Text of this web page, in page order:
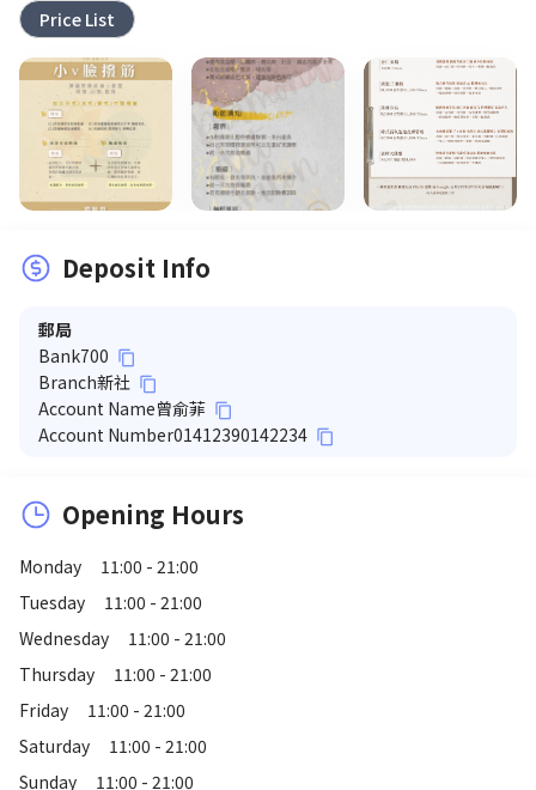
Price List
Deposit Info
郵局
Bank700 content_copy
Branch新社 content_copy
Account Name曾俞菲 content_copy
Account Number01412390142234 content_copy
Opening Hours
Monday
11:00 - 21:00
Tuesday
11:00 - 21:00
Wednesday
11:00 - 21:00
Thursday
11:00 - 21:00
Friday
11:00 - 21:00
Saturday
11:00 - 21:00
Sunday
11:00 - 21:00